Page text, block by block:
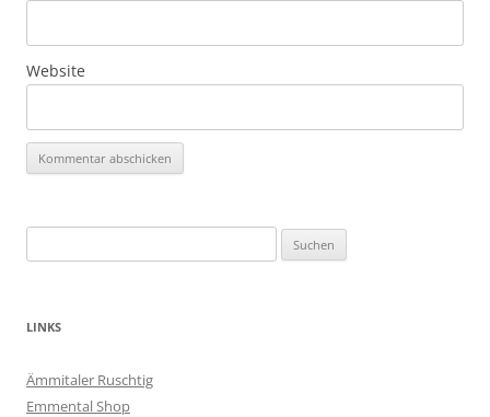
Website
nach:
LINKS
Ämmitaler Ruschtig
Emmental Shop